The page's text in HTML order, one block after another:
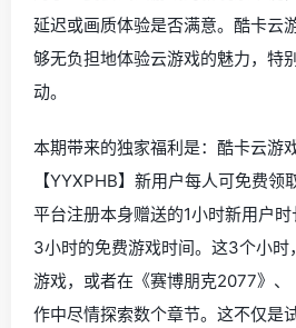
延迟或画质体验是否满意。酷卡云
够无负担地体验云游戏的魅力，特
动。
本期带来的独家福利是：酷卡云游
【YYXPHB】新用户每人可免费
平台注册本身赠送的1小时新用户
3小时的免费游戏时间。这3个小时
游戏，或者在《赛博朋克2077》
作中尽情探索数个章节。这不仅是